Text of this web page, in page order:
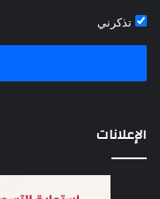
تذكرني
الإعلانات